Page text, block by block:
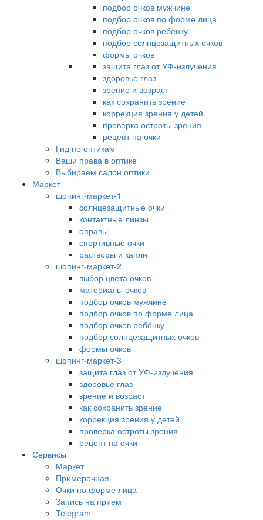
подбор очков мужчине
подбор очков по форме лица
подбор очков ребёнку
подбор солнцезащитных очков
формы очков
защита глаз от УФ-излучения
здоровье глаз
зрение и возраст
как сохранить зрение
коррекция зрения у детей
проверка остроты зрения
рецепт на очки
Гид по оптикам
Ваши права в оптике
Выбираем салон оптики
Маркет
шопинг-маркет-1
солнцезащитные очки
контактные линзы
оправы
спортивные очки
растворы и капли
шопинг-маркет-2
выбор цвета очков
материалы очков
подбор очков мужчине
подбор очков по форме лица
подбор очков ребёнку
подбор солнцезащитных очков
формы очков
шопинг-маркет-3
защита глаз от УФ-излучения
здоровье глаз
зрение и возраст
как сохранить зрение
коррекция зрения у детей
проверка остроты зрения
рецепт на очки
Сервисы
Маркет
Примерочная
Очки по форме лица
Запись на прием
Telegram